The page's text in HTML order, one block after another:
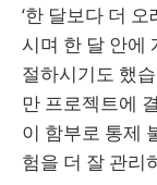
‘한 달보다 더
시며 한 달 안에
절하시기도 했
만 프로젝트에
이 함부로 통제
험을 더 잘 관리